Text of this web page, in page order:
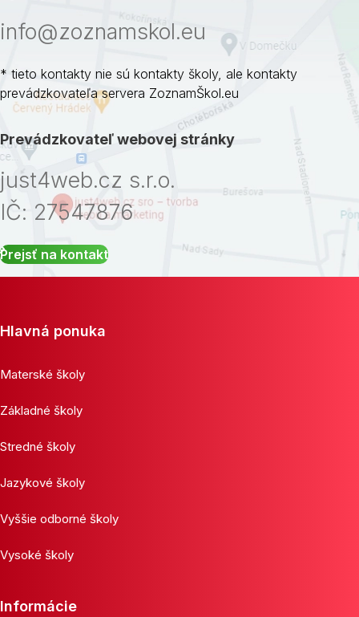
info@zoznamskol.eu
* tieto kontakty nie sú kontakty školy, ale kontakty
prevádzkovateľa servera ZoznamŠkol.eu
Prevádzkovateľ webovej stránky
just4web.cz s.r.o.
IČ: 27547876
Prejsť na kontakt
Hlavná ponuka
Materské školy
Základné školy
Stredné školy
Jazykové školy
Vyššie odborné školy
Vysoké školy
Informácie